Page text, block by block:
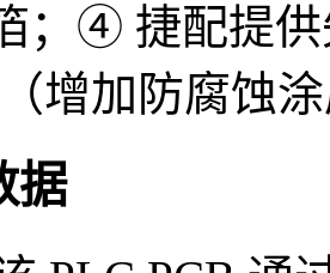
；④ 捷配提
增加防腐蚀
据